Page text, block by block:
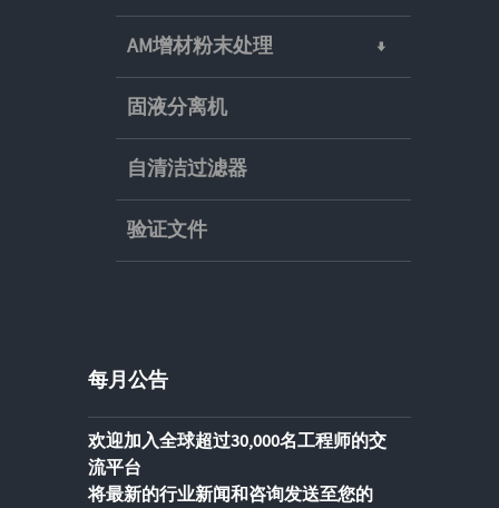
AM增材粉末处理
固液分离机
自清洁过滤器
验证文件
每月公告
欢迎加入全球超过30,000名工程师的交
流平台
将最新的行业新闻和咨询发送至您的